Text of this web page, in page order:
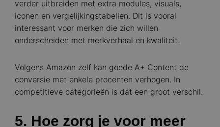
verder uitbreiden met extra modules, visuals,
iconen en vergelijkingstabellen. Dit is vooral
interessant voor merken die zich willen
onderscheiden met merkverhaal en kwaliteit.
Volgens Amazon zelf kan goede A+ Content de
conversie met enkele procenten verhogen. In
competitieve categorieën is dat een groot verschil.
5. Hoe zorg je voor meer